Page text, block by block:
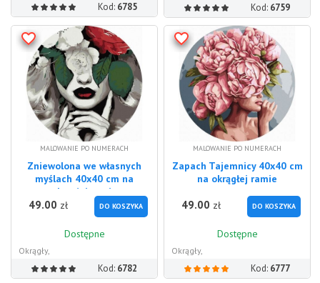
Kod: 6785 Kod: 6759
MALOWANIE PO NUMERACH
Zniewolona we własnych
myślach 40x40 cm na
okrągłej ramie
49.00 zł DO KOSZYKA
Dostępne
Okrągły,
Kod: 6782
MALOWANIE PO NUMERACH
Zapach Tajemnicy 40x40 cm
na okrągłej ramie
49.00 zł DO KOSZYKA
Dostępne
Okrągły,
Kod: 6777